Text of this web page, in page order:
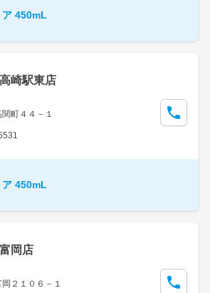
ア 450mL
崎駅東店
町４４－１
ア 450mL
岡店
２１０６－１